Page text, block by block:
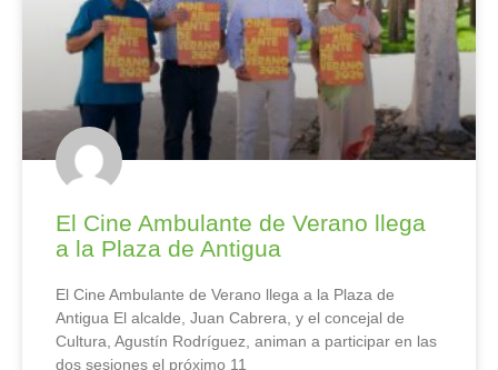
El Cine Ambulante de Verano llega
a la Plaza de Antigua
El Cine Ambulante de Verano llega a la Plaza de
Antigua El alcalde, Juan Cabrera, y el concejal de
Cultura, Agustín Rodríguez, animan a participar en las
dos sesiones el próximo 11